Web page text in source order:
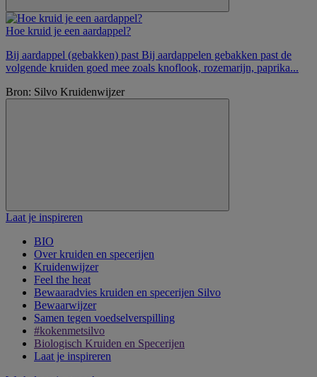
Hoe kruid je een aardappel?
Bij aardappel (gebakken) past Bij aardappelen gebakken past de
volgende kruiden goed mee zoals knoflook, rozemarijn, paprika...
Bron: Silvo Kruidenwijzer
Laat je inspireren
BIO
Over kruiden en specerijen
Kruidenwijzer
Feel the heat
Bewaaradvies kruiden en specerijen Silvo
Bewaarwijzer
Samen tegen voedselverspilling
#kokenmetsilvo
Biologisch Kruiden en Specerijen
Laat je inspireren